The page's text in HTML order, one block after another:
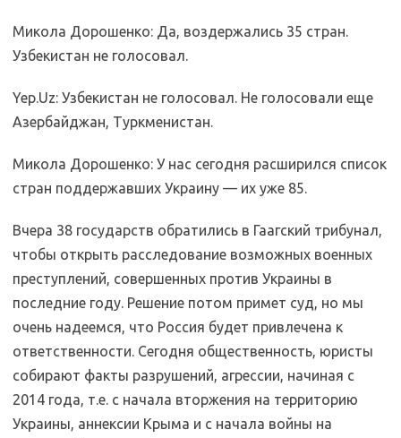
Микола Дорошенко: Да, воздержались 35 стран.
Узбекистан не голосовал.
Yep.Uz: Узбекистан не голосовал. Не голосовали еще
Азербайджан, Туркменистан.
Микола Дорошенко: У нас сегодня расширился список
стран поддержавших Украину — их уже 85.
Вчера 38 государств обратились в Гаагский трибунал,
чтобы открыть расследование возможных военных
преступлений, совершенных против Украины в
последние году. Решение потом примет суд, но мы
очень надеемся, что Россия будет привлечена к
ответственности. Сегодня общественность, юристы
собирают факты разрушений, агрессии, начиная с
2014 года, т.е. с начала вторжения на территорию
Украины, аннексии Крыма и с начала войны на